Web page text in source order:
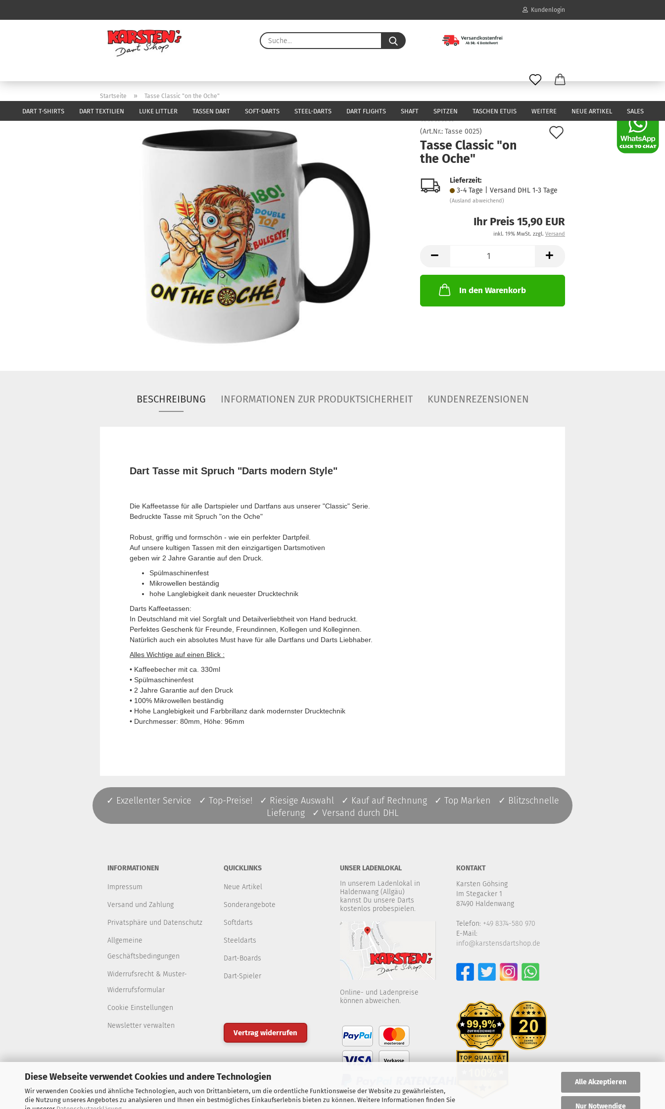
Diese Webseite verwendet Cookies und andere Technologien
Wir verwenden Cookies und ähnliche Technologien, auch von Drittanbietern, um die ordentliche Funktionsweise der Website zu gewährleisten,
die Nutzung unseres Angebotes zu analysieren und Ihnen ein bestmögliches Einkaufserlebnis bieten zu können. Weitere Informationen finden Sie
Alle Akzeptieren
Nur Notwendige
Kundenlogin
Konto erstellen
Passwort vergessen?
Suche...
DART T-SHIRTS DART TEXTILIEN LUKE LITTLER TASSEN DART SOFT-DARTS STEEL-DARTS DART FLIGHTS SHAFT SPITZEN TASCHEN ETUIS NEUE ARTIKEL SALES
WEITERE
Startseite » Tasse Classic "on the Oche"
(Art.Nr.: Tasse 0025)
Tasse Classic "on
the Oche"
Lieferzeit:
3-4 Tage | Versand DHL 1-3 Tage
(Ausland abweichend)
Ihr Preis 15,90 EUR
inkl. 19% MwSt. zzgl. Versand
In den Warenkorb
BESCHREIBUNG INFORMATIONEN ZUR PRODUKTSICHERHEIT KUNDENREZENSIONEN
Dart Tasse mit Spruch "Darts modern Style"
Die Kaffeetasse für alle Dartspieler und Dartfans aus unserer "Classic" Serie.
Bedruckte Tasse mit Spruch "on the Oche"
Robust, griffig und formschön - wie ein perfekter Dartpfeil.
Auf unsere kultigen Tassen mit den einzigartigen Dartsmotiven
geben wir 2 Jahre Garantie auf den Druck.
Spülmaschinenfest
Mikrowellen beständig
hohe Langlebigkeit dank neuester Drucktechnik
Darts Kaffeetassen:
In Deutschland mit viel Sorgfalt und Detailverliebtheit von Hand bedruckt.
Perfektes Geschenk für Freunde, Freundinnen, Kollegen und Kolleginnen.
Natürlich auch ein absolutes Must have für alle Dartfans und Darts Liebhaber.
Alles Wichtige auf einen Blick :
• Kaffeebecher mit ca. 330ml
• Spülmaschinenfest
• 2 Jahre Garantie auf den Druck
• 100% Mikrowellen beständig
• Hohe Langlebigkeit und Farbbrillanz dank modernster Drucktechnik
• Durchmesser: 80mm, Höhe: 96mm
✓ Exzellenter Service ✓ Top-Preise! ✓ Riesige Auswahl ✓ Kauf auf Rechnung ✓ Top Marken ✓ Blitzschnelle
Lieferung ✓ Versand durch DHL
INFORMATIONEN
Impressum
Versand und Zahlung
Privatsphäre und Datenschutz
Allgemeine
Geschäftsbedingungen
Widerrufsrecht & Muster-
Widerrufsformular
Cookie Einstellungen
Newsletter verwalten
QUICKLINKS
Neue Artikel
Sonderangebote
Softdarts
Steeldarts
Dart-Boards
Dart-Spieler
Vertrag widerrufen
UNSER LADENLOKAL
In unserem Ladenlokal in
Haldenwang (Allgäu)
kannst Du unsere Darts
kostenlos probespielen.
Online- und Ladenpreise
können abweichen.
KONTAKT
Karsten Göhsing
Im Stegacker 1
87490 Haldenwang
Telefon: +49 8374-580 970
E-Mail:
info@karstensdartshop.de